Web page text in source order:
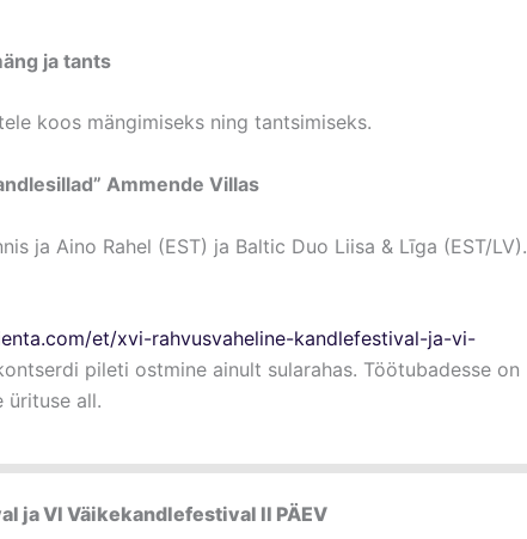
ja tants
koos mängimiseks ning tantsimiseks.
Ammende Villas
ja Aino Rahel (EST) ja Baltic Duo Liisa & Līga (EST/LV).
et/xvi-rahvusvaheline-kandlefestival-ja-vi-
pileti ostmine ainult sularahas. Töötubadesse on
ürituse all.
ja VI Väikekandlefestival II PÄEV